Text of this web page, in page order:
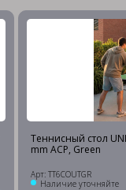
Теннисный стол
mm ACP, Green
Арт: TT6COUTGR
Наличие уточняйте